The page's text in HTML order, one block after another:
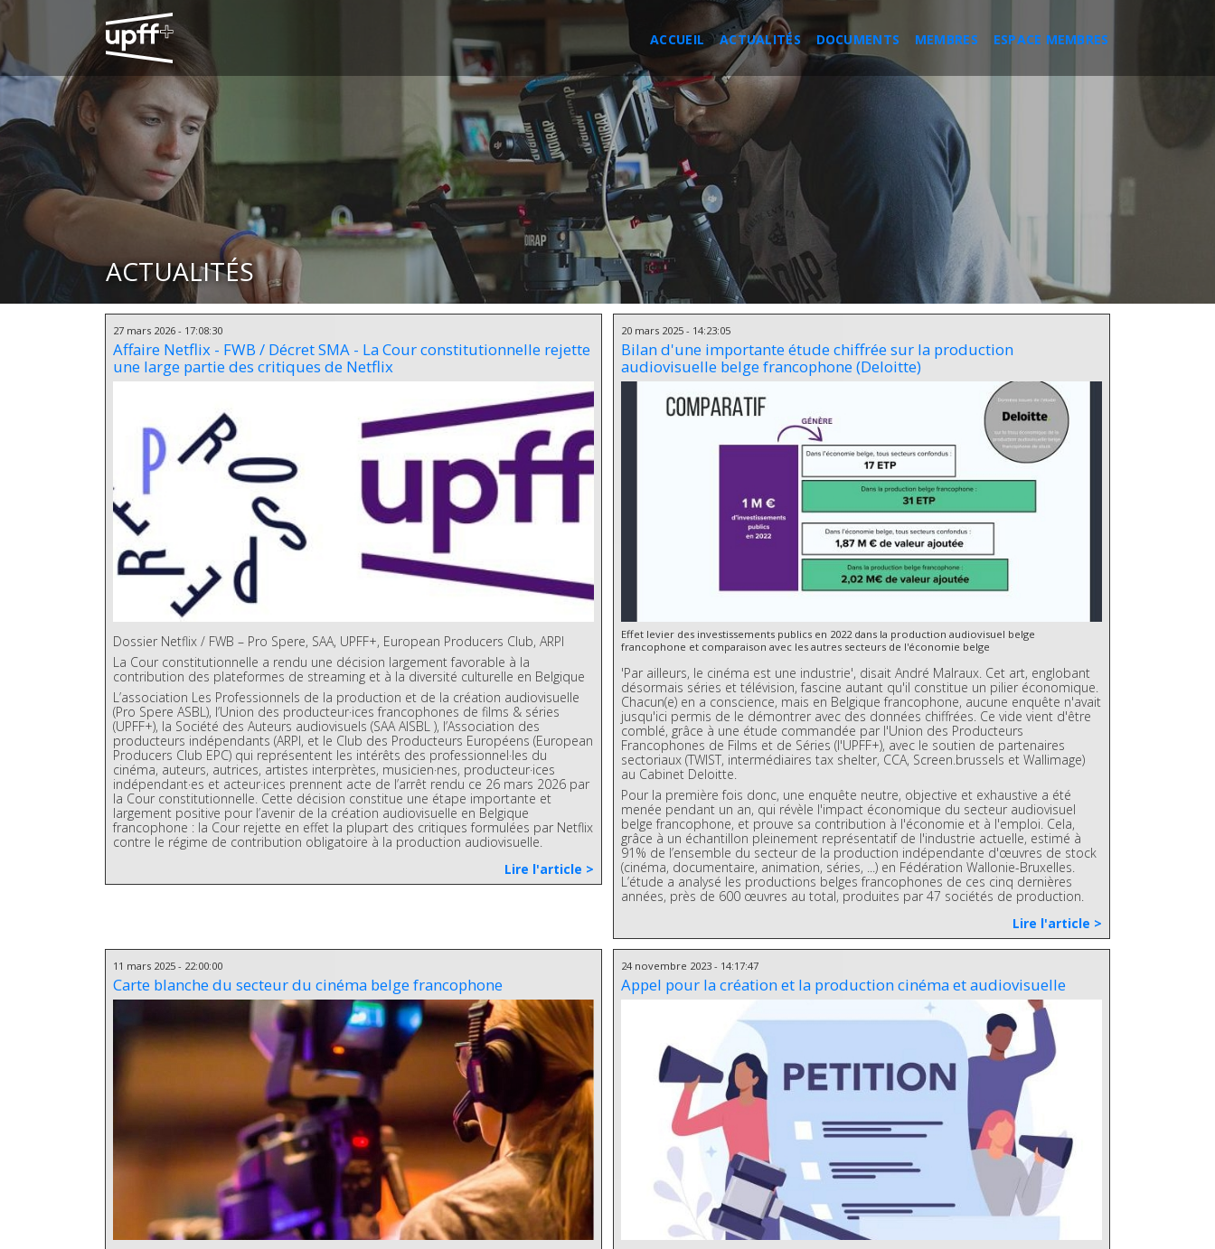
ACCUEIL ACTUALITÉS DOCUMENTS MEMBRES ESPACE MEMBRES
ACTUALITÉS
27 mars 2026 - 17:08:30
Affaire Netflix - FWB / Décret SMA - La Cour constitutionnelle rejette
une large partie des critiques de Netflix
Dossier Netflix / FWB – Pro Spere, SAA, UPFF+, European Producers Club, ARPI
La Cour constitutionnelle a rendu une décision largement favorable à la
contribution des plateformes de streaming et à la diversité culturelle en Belgique
L’association Les Professionnels de la production et de la création audiovisuelle
(Pro Spere ASBL), l’Union des producteur·ices francophones de films & séries
(UPFF+), la Société des Auteurs audiovisuels (SAA AISBL ), l’Association des
producteurs indépendants (ARPI, et le Club des Producteurs Européens (European
Producers Club EPC) qui représentent les intérêts des professionnel·les du
cinéma, auteurs, autrices, artistes interprètes, musicien·nes, producteur·ices
indépendant·es et acteur·ices prennent acte de l’arrêt rendu ce 26 mars 2026 par
la Cour constitutionnelle. Cette décision constitue une étape importante et
largement positive pour l’avenir de la création audiovisuelle en Belgique
francophone : la Cour rejette en effet la plupart des critiques formulées par Netflix
contre le régime de contribution obligatoire à la production audiovisuelle.
Lire l'article >
20 mars 2025 - 14:23:05
Bilan d'une importante étude chiffrée sur la production
audiovisuelle belge francophone (Deloitte)
Effet levier des investissements publics en 2022 dans la production audiovisuel belge
francophone et comparaison avec les autres secteurs de l'économie belge
'Par ailleurs, le cinéma est une industrie', disait André Malraux. Cet art, englobant
désormais séries et télévision, fascine autant qu'il constitue un pilier économique.
Chacun(e) en a conscience, mais en Belgique francophone, aucune enquête n'avait
jusqu'ici permis de le démontrer avec des données chiffrées. Ce vide vient d'être
comblé, grâce à une étude commandée par l'Union des Producteurs
Francophones de Films et de Séries (l'UPFF+), avec le soutien de partenaires
sectoriaux (TWIST, intermédiaires tax shelter, CCA, Screen.brussels et Wallimage)
au Cabinet Deloitte.
Pour la première fois donc, une enquête neutre, objective et exhaustive a été
menée pendant un an, qui révèle l'impact économique du secteur audiovisuel
belge francophone, et prouve sa contribution à l'économie et à l'emploi. Cela,
grâce à un échantillon pleinement représentatif de l'industrie actuelle, estimé à
91% de l’ensemble du secteur de la production indépendante d'œuvres de stock
(cinéma, documentaire, animation, séries, ...) en Fédération Wallonie-Bruxelles.
L’étude a analysé les productions belges francophones de ces cinq dernières
années, près de 600 œuvres au total, produites par 47 sociétés de production.
Lire l'article >
11 mars 2025 - 22:00:00
Carte blanche du secteur du cinéma belge francophone
24 novembre 2023 - 14:17:47
Appel pour la création et la production cinéma et audiovisuelle